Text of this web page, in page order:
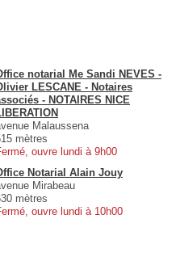
notarial Me Sandi NEVES -
LESCANE - Notaires
- NOTAIRES NICE
Malaussena
mètres
ouvre lundi à 9h00
Notarial Alain Jouy
Mirabeau
mètres
ouvre lundi à 10h00